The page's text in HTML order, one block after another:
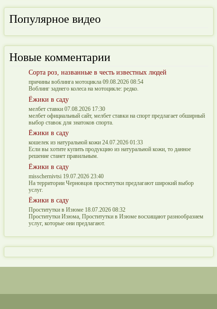
Популярное видео
Новые комментарии
Сорта роз, названные в честь известных людей
причины воблинга мотоцикла 09.08.2026 08:54
Воблинг заднего колеса на мотоцикле: редко.
Ёжики в саду
мелбет ставки 07.08.2026 17:30
мелбет официальный сайт, мелбет ставки на спорт предлагает обширный
выбор ставок для знатоков спорта.
Ёжики в саду
кошелек из натуральной кожи 24.07.2026 01:33
Если вы хотите купить продукцию из натуральной кожи, то данное
решение станет правильным.
Ёжики в саду
misschernivtsi 19.07.2026 23:40
На территории Черновцов проститутки предлагают широкий выбор
услуг.
Ёжики в саду
Проститутки в Изюме 18.07.2026 08:32
Проститутки Изюма, Проститутки в Изюме восхищают разнообразием
услуг, которые они предлагают.